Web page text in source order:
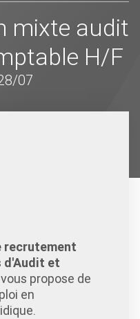
mixte audit
H/F
07
recrutement
d'Audit et
vous propose de
en